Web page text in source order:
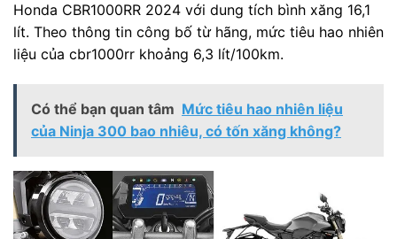
Honda CBR1000RR 2024 với dung tích bình xăng 16,1
lít. Theo thông tin công bố từ hãng, mức tiêu hao nhiên
liệu của cbr1000rr khoảng 6,3 lít/100km.
Có thể bạn quan tâm Mức tiêu hao nhiên liệu
của Ninja 300 bao nhiêu, có tốn xăng không?